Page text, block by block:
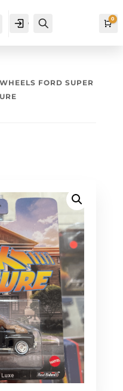
Cuenta 0
FORD SUPER